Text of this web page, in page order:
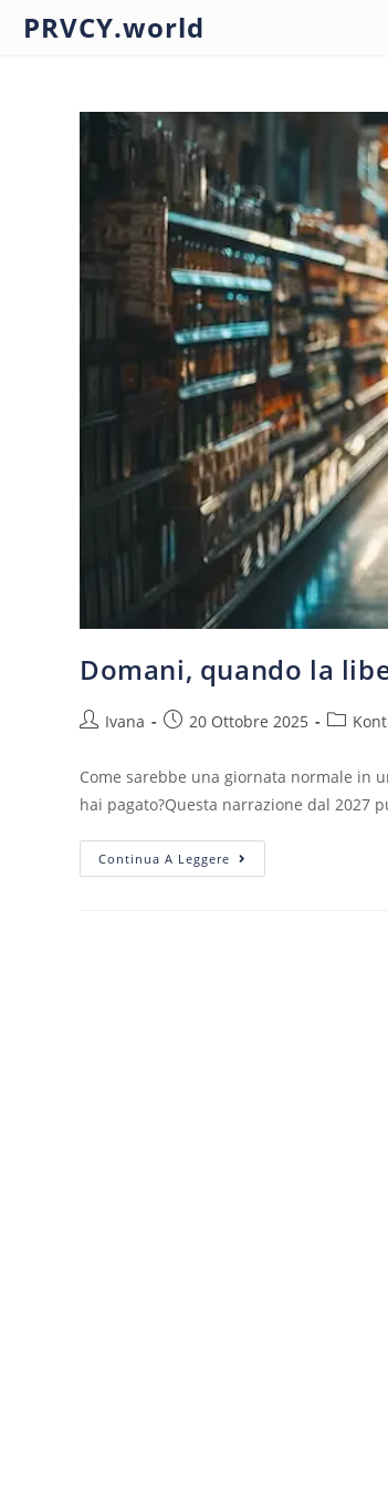
PRVCY.world
Domani, quando la
Ivana 20 Ottobre 2025
Come sarebbe una giornata normale in
hai pagato?Questa narrazione dal 2027
Continua A Leggere